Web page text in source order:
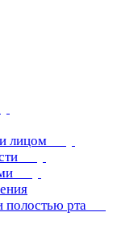
лицом
полостью рта